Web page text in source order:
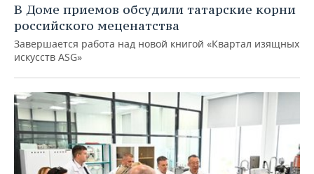
В Доме приемов обсудили татарские корни
российского меценатства
Завершается работа над новой книгой «Квартал изящных
искусств ASG»